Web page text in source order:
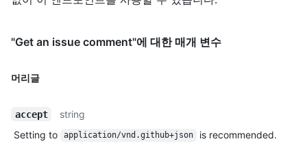
"Get an issue comment"에 대한 매개 변수
머리글
accept
string
Setting to
application/vnd.github+json is recommended.